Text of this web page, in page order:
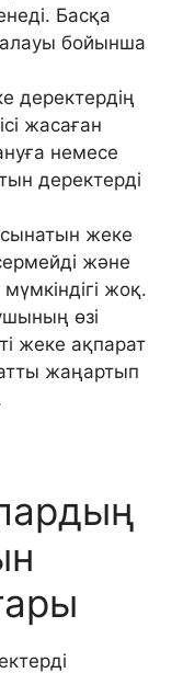
Басқа
бойынша
деректердің
жасаған
немесе
деректерді
жеке
және
мүмкіндігі жоқ.
өзі
жеке ақпарат
жаңартып